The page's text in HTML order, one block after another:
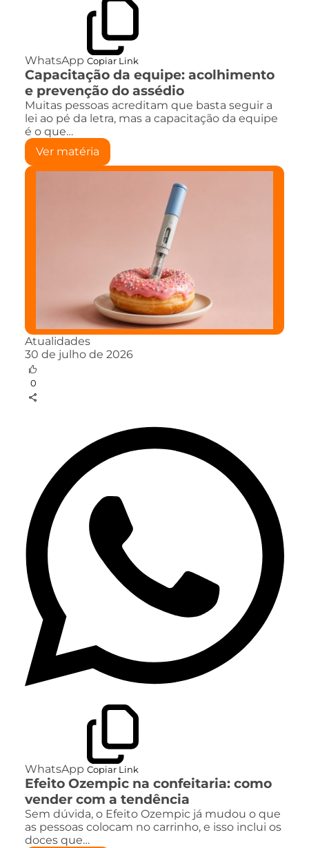
WhatsApp Copiar Link
Capacitação da equipe: acolhimento
e prevenção do assédio
Muitas pessoas acreditam que basta seguir a
lei ao pé da letra, mas a capacitação da equipe
é o que…
Ver matéria
Atualidades
30 de julho de 2026
0
WhatsApp Copiar Link
Efeito Ozempic na confeitaria: como
vender com a tendência
Sem dúvida, o Efeito Ozempic já mudou o que
as pessoas colocam no carrinho, e isso inclui os
doces que…